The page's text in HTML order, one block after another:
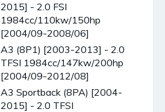
2015] - 2.0 FSI
1984cc/110kw/150hp
[2004/09-2008/06]
A3 (8P1) [2003-2013] - 2.0
TFSI 1984cc/147kw/200hp
[2004/09-2012/08]
A3 Sportback (8PA) [2004-
2015] - 2.0 TFSI